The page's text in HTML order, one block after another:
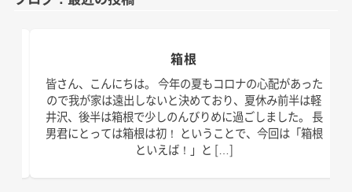
箱根
皆さん、こんにちは。 今年の夏もコロナの心配があった
ので我が家は遠出しないと決めており、夏休み前半は軽
井沢、後半は箱根で少しのんびりめに過ごしました。 長
男君にとっては箱根は初！ ということで、今回は「箱根
といえば！」と […]